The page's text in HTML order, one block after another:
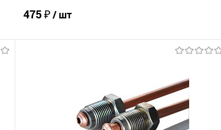
475 ₽/ шт
Под заказ